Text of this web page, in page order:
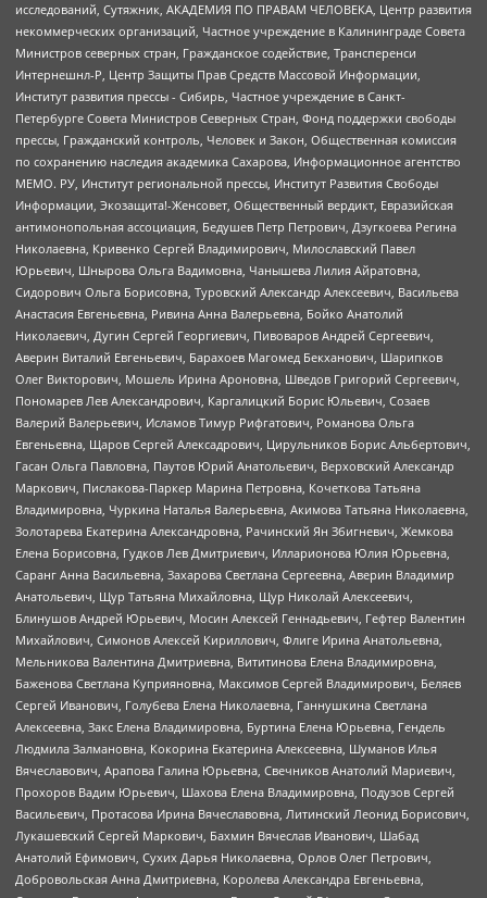
исследований, Сутяжник, АКАДЕМИЯ ПО ПРАВАМ ЧЕЛОВЕКА, Центр развития
некоммерческих организаций, Частное учреждение в Калининграде Совета
Министров северных стран, Гражданское содействие, Трансперенси
Интернешнл-Р, Центр Защиты Прав Средств Массовой Информации,
Институт развития прессы - Сибирь, Частное учреждение в Санкт-
Петербурге Совета Министров Северных Стран, Фонд поддержки свободы
прессы, Гражданский контроль, Человек и Закон, Общественная комиссия
по сохранению наследия академика Сахарова, Информационное агентство
МЕМО. РУ, Институт региональной прессы, Институт Развития Свободы
Информации, Экозащита!-Женсовет, Общественный вердикт, Евразийская
антимонопольная ассоциация, Бедушев Петр Петрович, Дзугкоева Регина
Николаевна, Кривенко Сергей Владимирович, Милославский Павел
Юрьевич, Шнырова Ольга Вадимовна, Чанышева Лилия Айратовна,
Сидорович Ольга Борисовна, Туровский Александр Алексеевич, Васильева
Анастасия Евгеньевна, Ривина Анна Валерьевна, Бойко Анатолий
Николаевич, Дугин Сергей Георгиевич, Пивоваров Андрей Сергеевич,
Аверин Виталий Евгеньевич, Барахоев Магомед Бекханович, Шарипков
Олег Викторович, Мошель Ирина Ароновна, Шведов Григорий Сергеевич,
Пономарев Лев Александрович, Каргалицкий Борис Юльевич, Созаев
Валерий Валерьевич, Исламов Тимур Рифгатович, Романова Ольга
Евгеньевна, Щаров Сергей Алексадрович, Цирульников Борис Альбертович,
Гасан Ольга Павловна, Паутов Юрий Анатольевич, Верховский Александр
Маркович, Пислакова-Паркер Марина Петровна, Кочеткова Татьяна
Владимировна, Чуркина Наталья Валерьевна, Акимова Татьяна Николаевна,
Золотарева Екатерина Александровна, Рачинский Ян Збигневич, Жемкова
Елена Борисовна, Гудков Лев Дмитриевич, Илларионова Юлия Юрьевна,
Саранг Анна Васильевна, Захарова Светлана Сергеевна, Аверин Владимир
Анатольевич, Щур Татьяна Михайловна, Щур Николай Алексеевич,
Блинушов Андрей Юрьевич, Мосин Алексей Геннадьевич, Гефтер Валентин
Михайлович, Симонов Алексей Кириллович, Флиге Ирина Анатольевна,
Мельникова Валентина Дмитриевна, Вититинова Елена Владимировна,
Баженова Светлана Куприяновна, Максимов Сергей Владимирович, Беляев
Сергей Иванович, Голубева Елена Николаевна, Ганнушкина Светлана
Алексеевна, Закс Елена Владимировна, Буртина Елена Юрьевна, Гендель
Людмила Залмановна, Кокорина Екатерина Алексеевна, Шуманов Илья
Вячеславович, Арапова Галина Юрьевна, Свечников Анатолий Мариевич,
Прохоров Вадим Юрьевич, Шахова Елена Владимировна, Подузов Сергей
Васильевич, Протасова Ирина Вячеславовна, Литинский Леонид Борисович,
Лукашевский Сергей Маркович, Бахмин Вячеслав Иванович, Шабад
Анатолий Ефимович, Сухих Дарья Николаевна, Орлов Олег Петрович,
Добровольская Анна Дмитриевна, Королева Александра Евгеньевна,